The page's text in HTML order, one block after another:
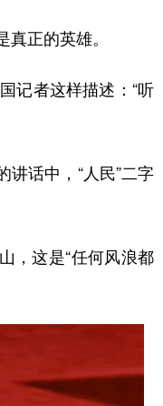
正的英雄。
者这样描述：“听
话中，“人民”二字
这是“任何风浪都